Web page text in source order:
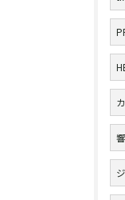
響